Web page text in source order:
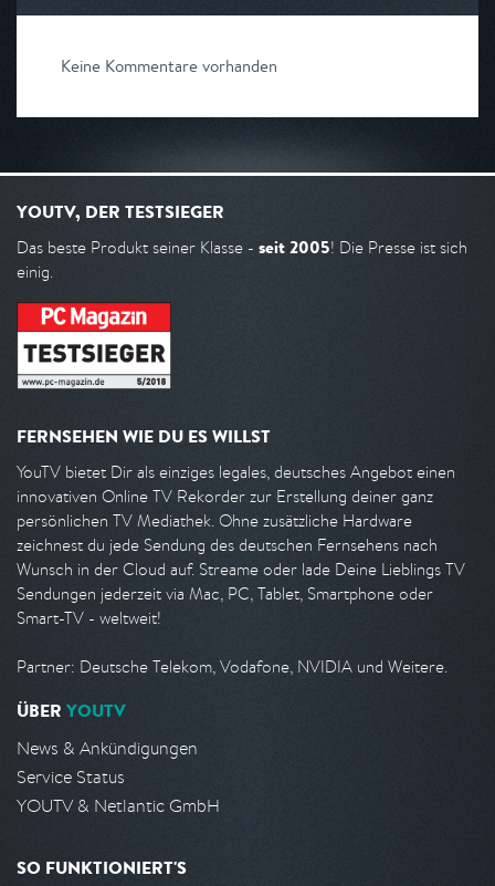
Keine Kommentare vorhanden
YOUTV, DER TESTSIEGER
Das beste Produkt seiner Klasse - seit 2005! Die Presse ist sich
einig.
FERNSEHEN WIE DU ES WILLST
YouTV bietet Dir als einziges legales, deutsches Angebot einen
innovativen Online TV Rekorder zur Erstellung deiner ganz
persönlichen TV Mediathek. Ohne zusätzliche Hardware
zeichnest du jede Sendung des deutschen Fernsehens nach
Wunsch in der Cloud auf. Streame oder lade Deine Lieblings TV
Sendungen jederzeit via Mac, PC, Tablet, Smartphone oder
Smart-TV - weltweit!
Partner: Deutsche Telekom, Vodafone, NVIDIA und Weitere.
ÜBER YOUTV
News & Ankündigungen
Service Status
YOUTV & Netlantic GmbH
SO FUNKTIONIERT'S